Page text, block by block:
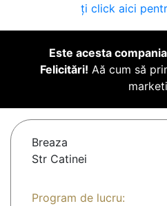
ți click aici
Este acesta
Felicitări! Aă cum să
Breaza
Str Catinei
Program de lucru: